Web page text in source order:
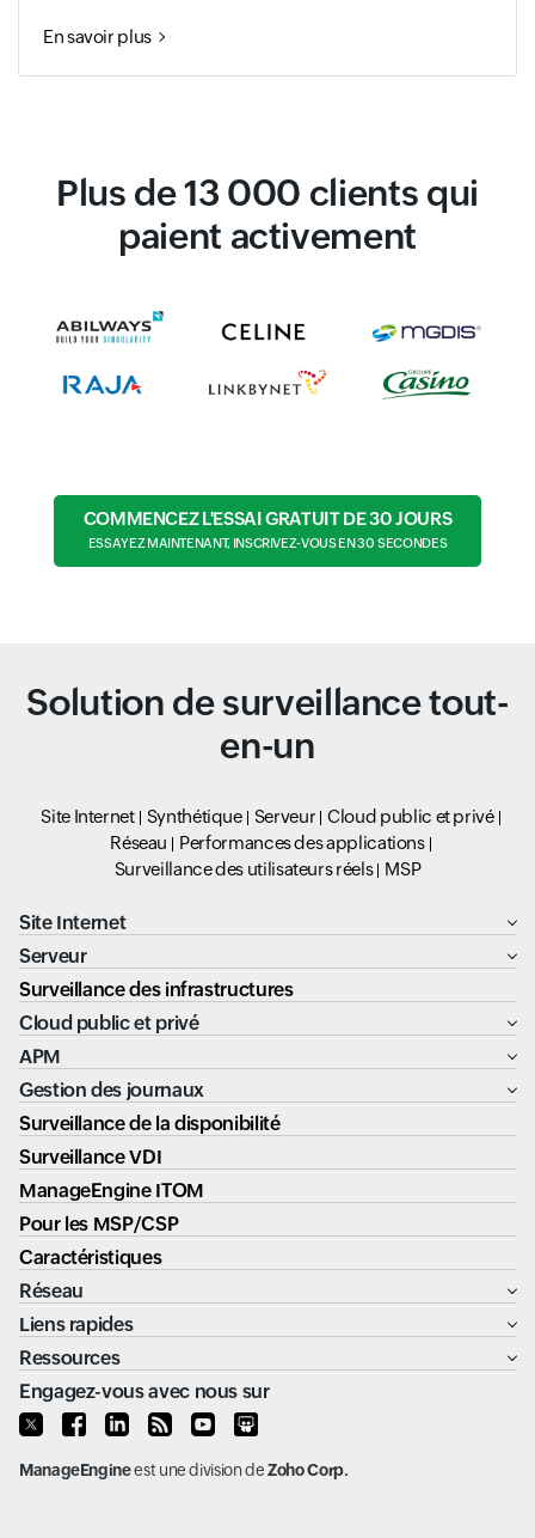
En savoir plus
Plus de 13 000 clients qui
paient activement
COMMENCEZ L'ESSAI GRATUIT DE 30 JOURS
ESSAYEZ MAINTENANT, INSCRIVEZ-VOUS EN 30 SECONDES
Solution de surveillance tout-
en-un
Site Internet Synthétique Serveur
Cloud public et privé
Réseau
Performances des applications
Surveillance des utilisateurs réels
MSP
Site Internet
Serveur
Surveillance des infrastructures
Cloud public et privé
APM
Gestion des journaux
Surveillance de la disponibilité
Surveillance VDI
ManageEngine ITOM
Pour les MSP/CSP
Caractéristiques
Réseau
Liens rapides
Ressources
Engagez-vous avec nous sur
ManageEngineest une division deZoho Corp.